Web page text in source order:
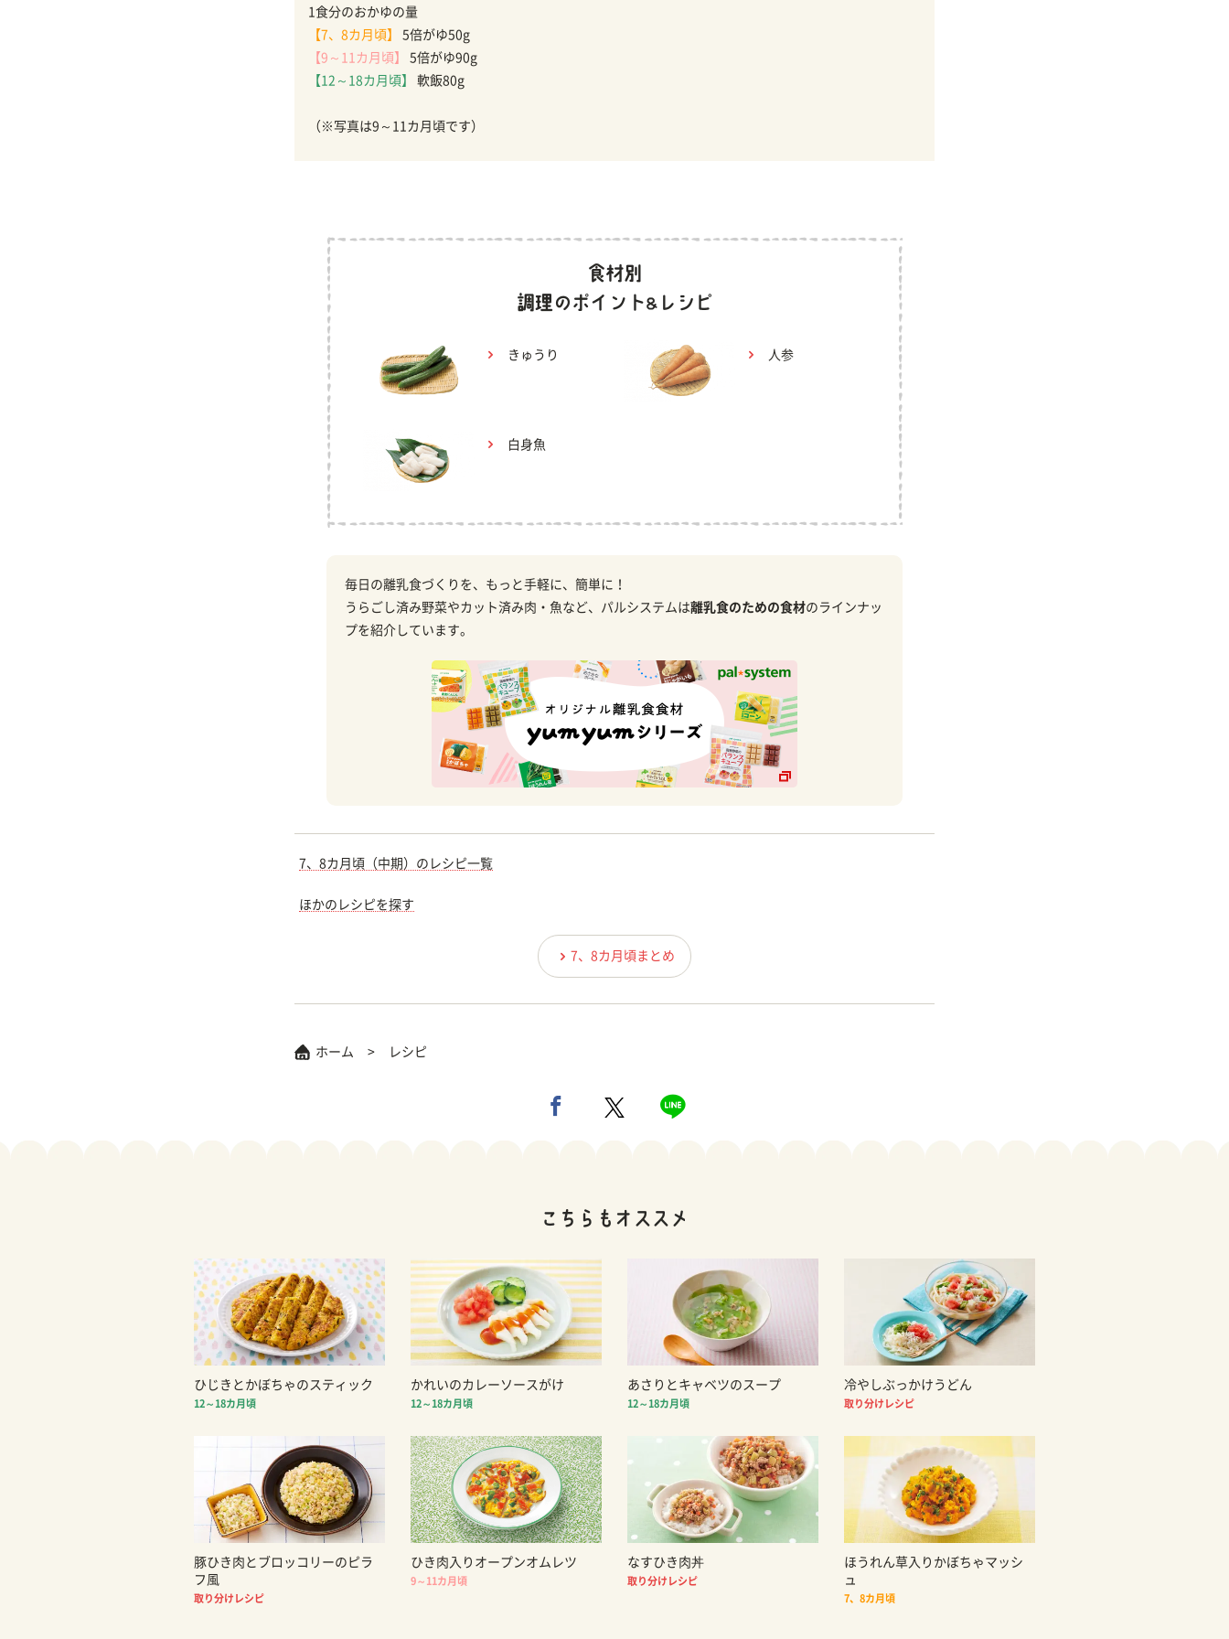
1食分のおかゆの量
【7、8カ月頃】
5倍がゆ50g
【9～11カ月頃】
5倍がゆ90g
【12～18カ月頃】
軟飯80g
（※写真は9～11カ月頃です）
きゅうり 人参
白身魚
毎日の離乳食づくりを、もっと手軽に、簡単に！
うらごし済み野菜やカット済み肉・魚など、パルシステムは離乳食のための食材のラインナッ
プを紹介しています。
7、8カ月頃（中期）のレシピ一覧
ほかのレシピを探す
7、8カ月頃まとめ
ホーム レシピ
ひじきとかぼちゃのスティック
12～18カ月頃
かれいのカレーソースがけ
12～18カ月頃
あさりとキャベツのスープ
12～18カ月頃
冷やしぶっかけうどん
取り分けレシピ
豚ひき肉とブロッコリーのピラ
フ風
取り分けレシピ
ひき肉入りオープンオムレツ
9～11カ月頃
なすひき肉丼
取り分けレシピ
ほうれん草入りかぼちゃマッシ
ュ
7、8カ月頃